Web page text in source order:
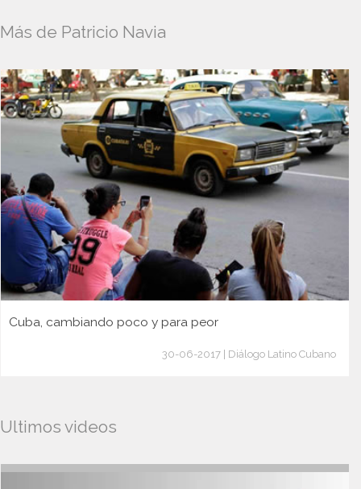
Más de Patricio Navia
Cuba, cambiando poco y para peor
30-06-2017 | Diálogo Latino Cubano
Ultimos videos